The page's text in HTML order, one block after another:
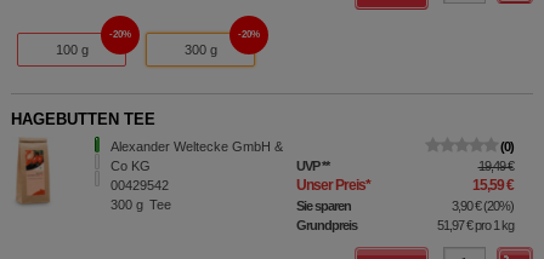
100 g
20%
300 g
20%
HAGEBUTTEN TEE
Alexander Weltecke GmbH &
Co KG
00429542
300 g Tee
0
UVP** 19,49 €
Unser Preis* 15,59 €
Sie sparen 3,90 €(20%)
Grundpreis
51,97 €pro 1 kg